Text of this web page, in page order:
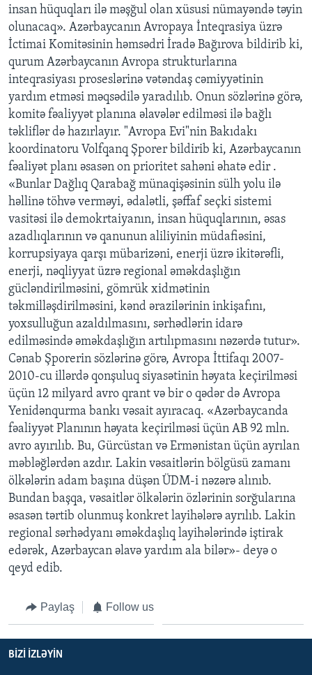
insan hüquqları ilə məşğul olan xüsusi nümayəndə təyin
olunacaq». Azərbaycanın Avropaya İnteqrasiya üzrə
İctimai Komitəsinin həmsədri İradə Bağırova bildirib ki,
qurum Azərbaycanın Avropa strukturlarına
inteqrasiyası proseslərinə vətəndaş cəmiyyətinin
yardım etməsi məqsədilə yaradılıb. Onun sözlərinə görə,
komitə fəaliyyət planına əlavələr edilməsi ilə bağlı
təkliflər də hazırlayır. "Avropa Evi"nin Bakıdakı
koordinatoru Volfqanq Şporer bildirib ki, Azərbaycanın
fəaliyət planı əsasən on prioritet sahəni əhatə edir .
«Bunlar Dağlıq Qarabağ münaqişəsinin sülh yolu ilə
həllinə töhvə verməyi, ədalətli, şəffaf seçki sistemi
vasitəsi ilə demokrtaiyanın, insan hüquqlarının, əsas
azadlıqlarının və qanunun aliliyinin müdafiəsini,
korrupsiyaya qarşı mübarizəni, enerji üzrə ikitərəfli,
enerji, nəqliyyat üzrə regional əməkdaşlığın
gücləndirilməsini, gömrük xidmətinin
təkmilləşdirilməsini, kənd ərazilərinin inkişafını,
yoxsulluğun azaldılmasını, sərhədlərin idarə
edilməsində əməkdaşlığın artılıpmasını nəzərdə tutur».
Cənab Şporerin sözlərinə görə, Avropa İttifaqı 2007-
2010-cu illərdə qonşuluq siyasətinin həyata keçirilməsi
üçün 12 milyard avro qrant və bir o qədər də Avropa
Yenidənqurma bankı vəsait ayıracaq. «Azərbaycanda
fəaliyyət Planının həyata keçirilməsi üçün AB 92 mln.
avro ayırılıb. Bu, Gürcüstan və Ermənistan üçün ayrılan
məbləğlərdən azdır. Lakin vəsaitlərin bölgüsü zamanı
ölkələrin adam başına düşən ÜDM-i nəzərə alınıb.
Bundan başqa, vəsaitlər ölkələrin özlərinin sorğularına
əsasən tərtib olunmuş konkret layihələrə ayrılıb. Lakin
regional sərhədyanı əməkdaşlıq layihələrində iştirak
edərək, Azərbaycan əlavə yardım ala bilər»- deyə o
qeyd edib.
Paylaş Follow us
BIZI IZLƏYIN